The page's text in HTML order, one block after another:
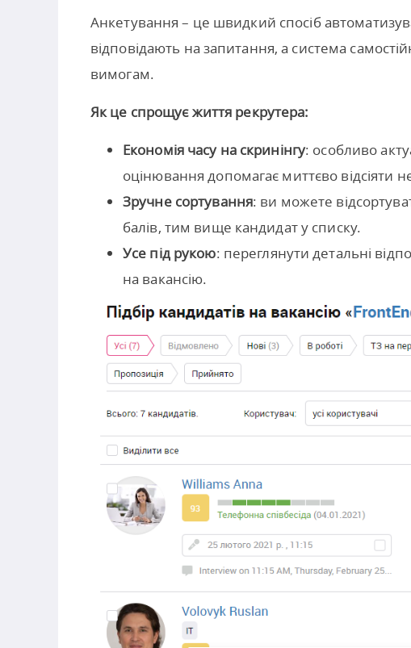
Анкетування – це швидкий спосіб
відповідають на запитання, а система
вимогам.
Як це спрощує життя рекрутера:
Економія часу на скринінгу: особливо
оцінювання допомагає миттєво відсіяти
Зручне сортування: ви можете
балів, тим вище кандидат у списку.
Усе під рукою: переглянути детальні
на вакансію.